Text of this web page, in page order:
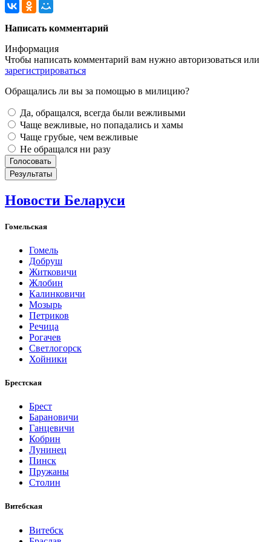
Написать комментарий
Информация
Чтобы написать комментарий вам нужно авторизоваться или
зарегистрироваться
Обращались ли вы за помощью в милицию?
Да, обращался, всегда были вежливыми
Чаще вежливые, но попадались и хамы
Чаще грубые, чем вежливые
Не обращался ни разу
Новости Беларуси
Гомельская
Гомель
Добруш
Житковичи
Жлобин
Калинковичи
Мозырь
Петриков
Речица
Рогачев
Светлогорск
Хойники
Брестская
Брест
Барановичи
Ганцевичи
Кобрин
Лунинец
Пинск
Пружаны
Столин
Витебская
Витебск